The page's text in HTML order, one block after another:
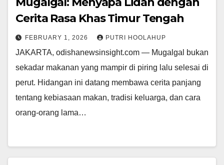
Cerita Rasa Khas Timur Tengah
FEBRUARY 1, 2026 PUTRI HOOLAHUP
JAKARTA, odishanewsinsight.com — Mugalgal bukan
sekadar makanan yang mampir di piring lalu selesai di
perut. Hidangan ini datang membawa cerita panjang
tentang kebiasaan makan, tradisi keluarga, dan cara
orang-orang lama…